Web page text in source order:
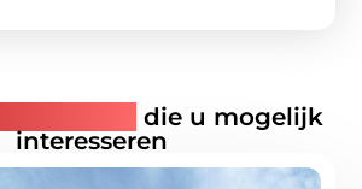
die u mogelijk
interesseren